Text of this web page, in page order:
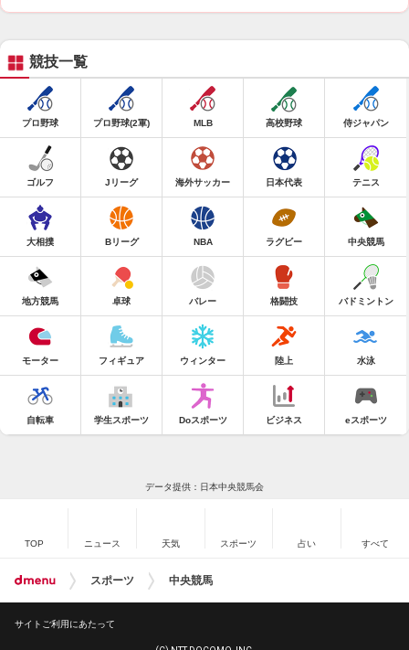
競技一覧
プロ野球 プロ野球(2軍) MLB 高校野球 侍ジャパン
ゴルフ Jリーグ 海外サッカー 日本代表 テニス
大相撲 Bリーグ NBA ラグビー 中央競馬
地方競馬 卓球 バレー 格闘技 バドミントン
モーター フィギュア ウィンター 陸上 水泳
自転車 学生スポーツ Doスポーツ ビジネス eスポーツ
データ提供：日本中央競馬会
TOP ニュース 天気 スポーツ 占い すべて
スポーツ 中央競馬
サイトご利用にあたって